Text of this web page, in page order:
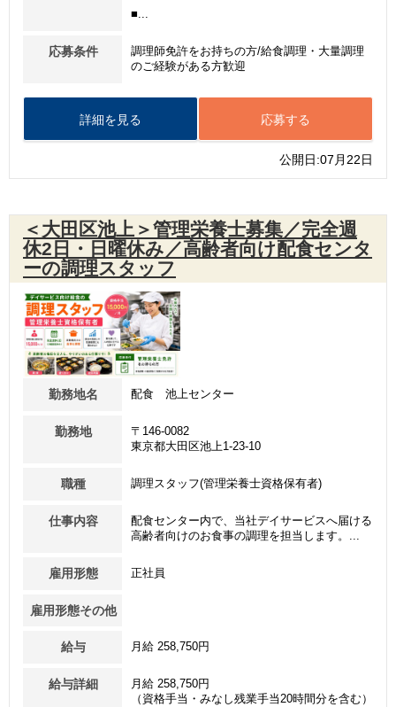
■...
応募条件
調理師免許をお持ちの方/給食調理・大量調理
のご経験がある方歓迎
応募する
詳細を見る
公開日:07月22日
＜大田区池上＞管理栄養士募集／完全週
休2日・日曜休み／高齢者向け配食センタ
ーの調理スタッフ
勤務地名 配食 池上センター
勤務地
〒146-0082
東京都大田区池上1-23-10
職種 調理スタッフ(管理栄養士資格保有者)
仕事内容
配食センター内で、当社デイサービスへ届ける
高齢者向けのお食事の調理を担当します。...
雇用形態 正社員
雇用形態その他
給与 月給 258,750円
給与詳細
月給 258,750円
（資格手当・みなし残業手当20時間分を含む）